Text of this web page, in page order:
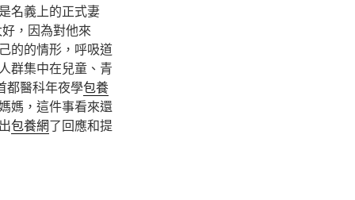
名義上的正式妻
好，因為對他來
己的的情形，呼吸道
群集中在兒童、青
都醫科年夜學包養
媽，這件事看來還
包養網了回應和提